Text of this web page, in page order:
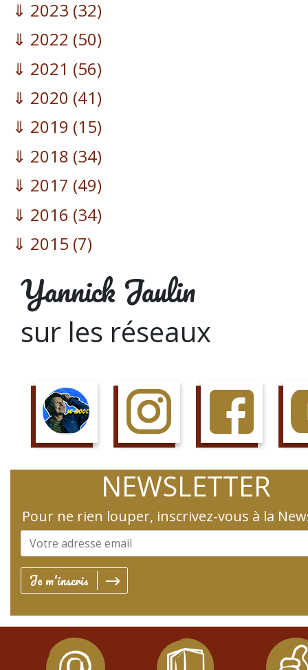
2023 (32)
2022 (50)
2021 (56)
2020 (41)
2019 (15)
2018 (34)
2017 (49)
2016 (34)
2015 (7)
Yannick Jaulin
sur les réseaux
NEWSLETTER
Pour ne rien louper, inscrivez-vous à la
Je m'inscris